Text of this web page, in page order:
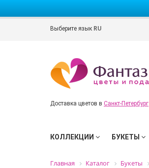
Выберите язык RU
Доставка цветов в Санкт-Петербург
КОЛЛЕКЦИИ БУКЕТЫ
Главная Каталог Букеты